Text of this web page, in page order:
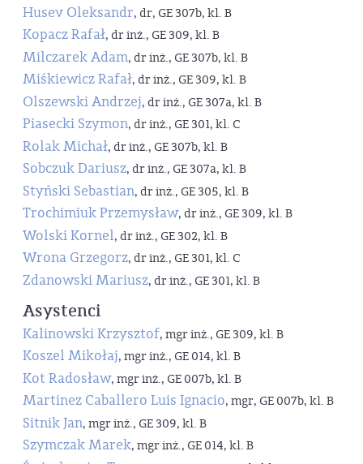
Husev Oleksandr, dr, GE 307b, kl. B
Kopacz Rafał, dr inż., GE 309, kl. B
Milczarek Adam, dr inż., GE 307b, kl. B
Miśkiewicz Rafał, dr inż., GE 309, kl. B
Olszewski Andrzej, dr inż., GE 307a, kl. B
Piasecki Szymon, dr inż., GE 301, kl. C
Rolak Michał, dr inż., GE 307b, kl. B
Sobczuk Dariusz, dr inż., GE 307a, kl. B
Styński Sebastian, dr inż., GE 305, kl. B
Trochimiuk Przemysław, dr inż., GE 309, kl. B
Wolski Kornel, dr inż., GE 302, kl. B
Wrona Grzegorz, dr inż., GE 301, kl. C
Zdanowski Mariusz, dr inż., GE 301, kl. B
Asystenci
Kalinowski Krzysztof, mgr inż., GE 309, kl. B
Koszel Mikołaj, mgr inż., GE 014, kl. B
Kot Radosław, mgr inż., GE 007b, kl. B
Martinez Caballero Luis Ignacio, mgr, GE 007b, kl. B
Sitnik Jan, mgr inż., GE 309, kl. B
Szymczak Marek, mgr inż., GE 014, kl. B